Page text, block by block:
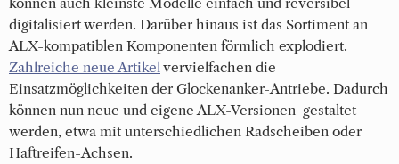
digitalisiert werden. Darüber hinaus ist das Sortiment an
ALX-kompatiblen Komponenten förmlich explodiert.
Zahlreiche neue Artikel vervielfachen die
Einsatzmöglichkeiten der Glockenanker-Antriebe. Dadurch
können nun neue und eigene ALX-Versionen gestaltet
werden, etwa mit unterschiedlichen Radscheiben oder
Haftreifen-Achsen.